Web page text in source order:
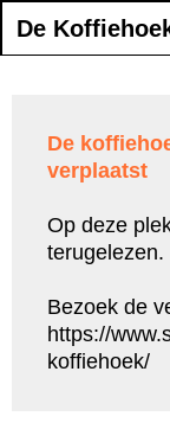
De
De
verplaatst
Op deze
terugelezen.
Bezoek de
https://
koffiehoek/